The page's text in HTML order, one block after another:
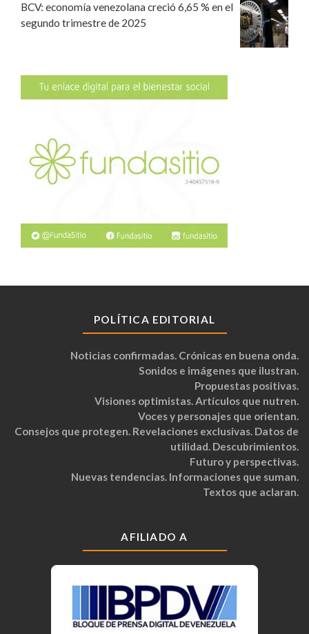
BCV: economía venezolana creció 6,65 % en el
segundo trimestre de 2025
POLÍTICA EDITORIAL
Noticias confirmadas. Crónicas en buena onda.
Sonidos e imágenes que ilustran.
Propuestas positivas.
Visiones optimistas. Artículos que nutren.
Voces y personajes que orientan.
Consejos que protegen. Revelaciones exclusivas. Datos de
utilidad. Descubrimientos.
Futuro y perspectivas.
Nuevas tendencias. Informaciones que suman.
Textos que aclaran.
AFILIADO A